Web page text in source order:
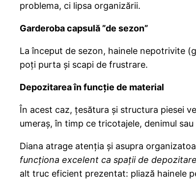
problema, ci lipsa organizării.
Garderoba capsulă ”de sezon”
La început de sezon, hainele nepotrivite
poți purta și scapi de frustrare.
Depozitarea în funcție de material
În acest caz, țesătura și structura piesei
umeraș, în timp ce tricotajele, denimul
Diana atrage atenția și asupra
funcționa excelent ca spații de
alt truc eficient prezentat: pliază hainele